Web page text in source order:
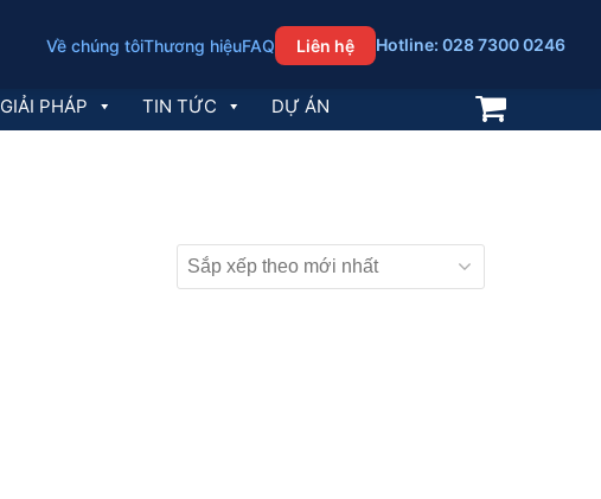
Về chúng tôiThương hiệuFAQ Liên hệ Hotline: 028 7300 0246
GIẢI PHÁP TIN TỨC DỰ ÁN